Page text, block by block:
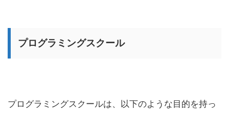
プログラミングスクール
プログラミングスクールは、以下のような目的を持っ